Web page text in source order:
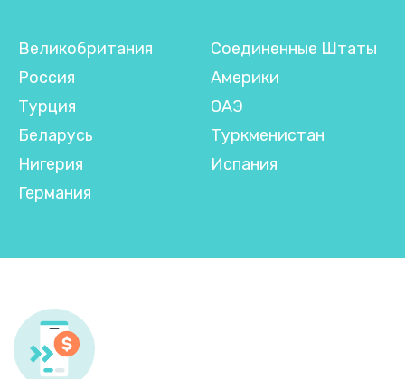
Великобритания
Россия
Турция
Беларусь
Нигерия
Германия
Соединенные Штаты
Америки
ОАЭ
Туркменистан
Испания